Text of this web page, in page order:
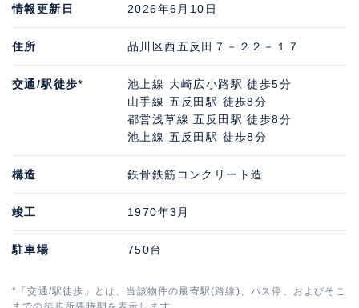
情報更新日 2026年6月10日
住所 品川区西五反田７－２２－１７
交通/駅徒歩*
池上線 大崎広小路駅 徒歩5分
山手線 五反田駅 徒歩8分
都営浅草線 五反田駅 徒歩8分
池上線 五反田駅 徒歩8分
構造 鉄骨鉄筋コンクリート造
竣工 1970年3月
駐車場 750台
*「交通/駅徒歩」とは、当該物件の最寄駅(路線)、バス停、およびそこ